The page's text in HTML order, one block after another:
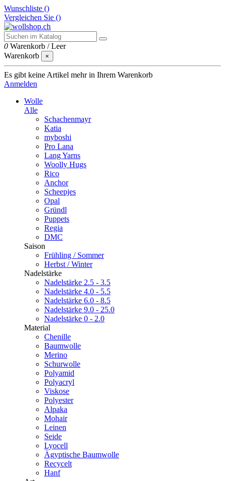
Wunschliste ()
Vergleichen Sie ()
0 Warenkorb /Leer
Warenkorb
×
Es gibt keine Artikel mehr in Ihrem Warenkorb
Anmelden
Wolle
Alle
Schachenmayr
Katia
myboshi
Pro Lana
Lang Yarns
Woolly Hugs
Rico
Anchor
Scheepjes
Opal
Gründl
Puppets
Regia
DMC
Saison
Frühling / Sommer
Herbst / Winter
Nadelstärke
Nadelstärke 2.5 - 3.5
Nadelstärke 4.0 - 5.5
Nadelstärke 6.0 - 8.5
Nadelstärke 9.0 - 25.0
Nadelstärke 0 - 2.0
Material
Chenille
Baumwolle
Merino
Schurwolle
Polyamid
Polyacryl
Viskose
Polyester
Alpaka
Mohair
Leinen
Seide
Lyocell
Ägyptische Baumwolle
Recycelt
Hanf